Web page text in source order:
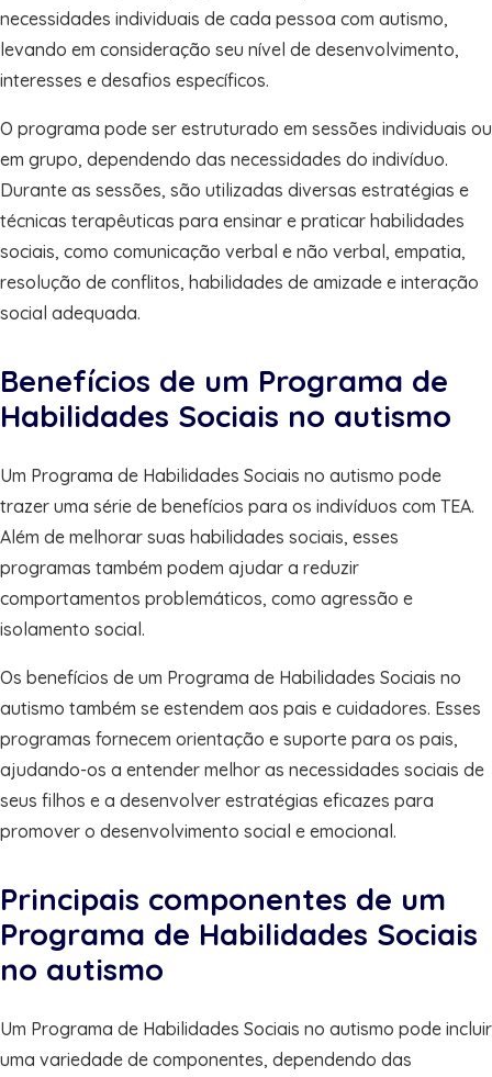
necessidades individuais de cada pessoa com autismo,
levando em consideração seu nível de desenvolvimento,
interesses e desafios específicos.
O programa pode ser estruturado em sessões individuais ou
em grupo, dependendo das necessidades do indivíduo.
Durante as sessões, são utilizadas diversas estratégias e
técnicas terapêuticas para ensinar e praticar habilidades
sociais, como comunicação verbal e não verbal, empatia,
resolução de conflitos, habilidades de amizade e interação
social adequada.
Benefícios de um Programa de
Habilidades Sociais no autismo
Um Programa de Habilidades Sociais no autismo pode
trazer uma série de benefícios para os indivíduos com TEA.
Além de melhorar suas habilidades sociais, esses
programas também podem ajudar a reduzir
comportamentos problemáticos, como agressão e
isolamento social.
Os benefícios de um Programa de Habilidades Sociais no
autismo também se estendem aos pais e cuidadores. Esses
programas fornecem orientação e suporte para os pais,
ajudando-os a entender melhor as necessidades sociais de
seus filhos e a desenvolver estratégias eficazes para
promover o desenvolvimento social e emocional.
Principais componentes de um
Programa de Habilidades Sociais
no autismo
Um Programa de Habilidades Sociais no autismo pode incluir
uma variedade de componentes, dependendo das